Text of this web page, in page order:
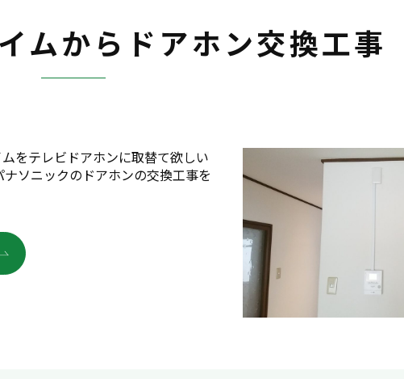
ムからドアホン交換工事
をテレビドアホンに取替て欲しい
ソニックのドアホンの交換工事を